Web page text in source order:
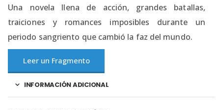
Una novela llena de acción, grandes batallas,
traiciones y romances imposibles durante un
periodo sangriento que cambió la faz del mundo.
Leer un Fragmento
INFORMACIÓN ADICIONAL